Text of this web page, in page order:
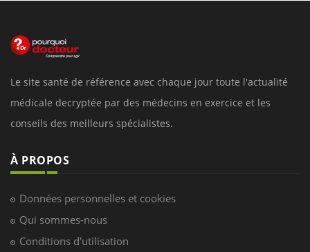
Le site santé de référence avec chaque jour toute l'actualité
médicale decryptée par des médecins en exercice et les
conseils des meilleurs spécialistes.
À PROPOS
Données personnelles et cookies
Qui sommes-nous
Conditions d'utilisation